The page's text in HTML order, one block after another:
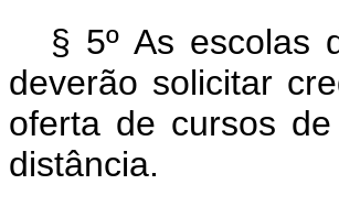
§ 5º As escolas
deverão solicitar
oferta de cursos
distância.